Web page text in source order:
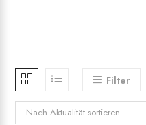
Filter
Nach Aktualität sortieren